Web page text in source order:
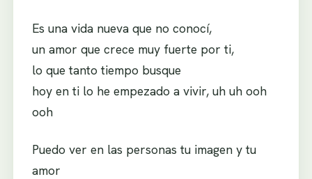
Es una vida nueva que no conocí,
un amor que crece muy fuerte por ti,
lo que tanto tiempo busque
hoy en ti lo he empezado a vivir, uh uh ooh
ooh
Puedo ver en las personas tu imagen y tu
amor